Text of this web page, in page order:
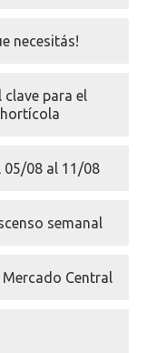
necesitás!
para el
05/08 al 11/08
semanal
Central